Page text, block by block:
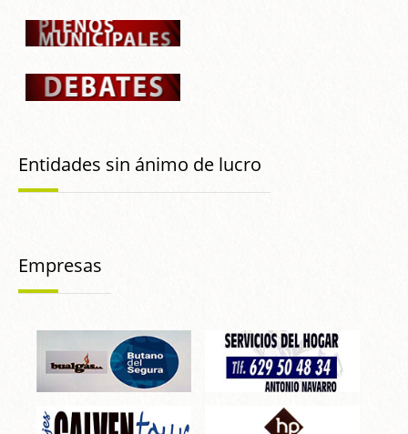
Entidades sin ánimo de lucro
Empresas